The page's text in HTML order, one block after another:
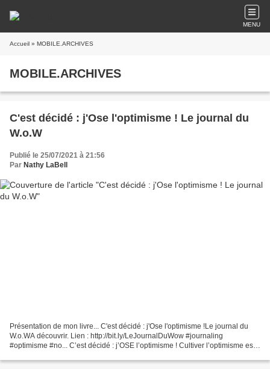
MENU
Accueil » MOBILE.ARCHIVES
MOBILE.ARCHIVES
C'est décidé : j'Ose l'optimisme ! Le journal du
W.o.W
Publié le 25/07/2021 à 21:56
Par Nathy LaBell
Présentation de mon livre... C'est décidé : j'Ose l'optimisme !Le journal du
W.o.WA découvrir. Lien : http://bit.ly/LeJournalDuWow #journaling
#optimisme #no... C’est décidé : j’OSE l’optimisme ! Cultiver l’optimisme est